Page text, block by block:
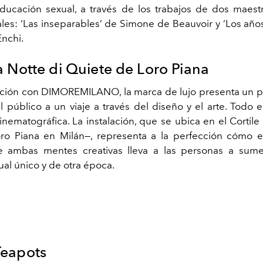
sexual, a través de los trabajos de dos
‘Las inseparables’ de Simone de Beauvoir y ‘Los
Notte di Quiete de Loro Piana
con DIMOREMILANO, la marca de lujo presenta un
público a un viaje a través del diseño y el arte. Todo
La instalación, que se ubica en el
Piana en Milán—, representa a la perfección cómo
ambas mentes creativas lleva a las personas a
único y de otra época.